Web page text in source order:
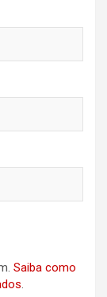
Saiba como
.